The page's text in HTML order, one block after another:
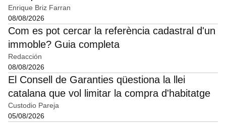
Enrique Briz Farran
08/08/2026
Com es pot cercar la referència cadastral d'un
immoble? Guia completa
Redacción
08/08/2026
El Consell de Garanties qüestiona la llei
catalana que vol limitar la compra d'habitatge
Custodio Pareja
05/08/2026